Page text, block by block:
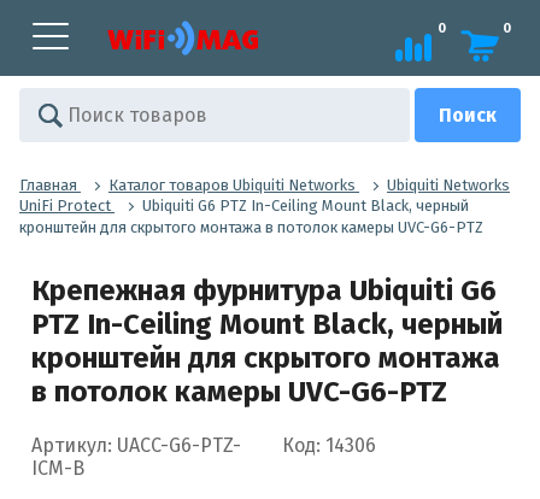
0 0
Главная Каталог товаров Ubiquiti Networks
Ubiquiti Networks
UniFi Protect
Ubiquiti G6 PTZ In-Ceiling Mount Black, черный
кронштейн для скрытого монтажа в потолок камеры UVC-G6-PTZ
Крепежная фурнитура Ubiquiti G6
PTZ In-Ceiling Mount Black, черный
кронштейн для скрытого монтажа
в потолок камеры UVC-G6-PTZ
Артикул: UACC-G6-PTZ-
ICM-B
Код: 14306